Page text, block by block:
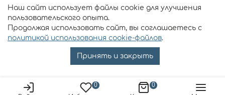
0
0
Наш сайт использует файлы cookie для улучшения
пользовательского опыта.
Продолжая использовать сайт, вы соглашаетесь с
политикой использования cookie-файлов.
Принять и закрыть